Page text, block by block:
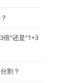
”还是“1+3
割？